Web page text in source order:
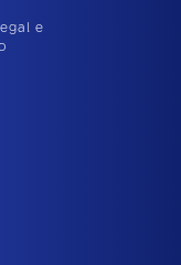
e